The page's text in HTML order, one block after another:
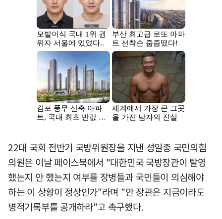
22대 국회 전반기 국방위원장을 지낸 성일종 국민의힘
의원은 이날 페이스북에서 "대한민국 국방장관이 탈영
했는지 안 했는지 여부를 장병들과 국민들이 의심해야
하는 이 상황이 정상인가"라며 "안 장관은 지금이라도
병적기록부를 공개하라"고 촉구했다.